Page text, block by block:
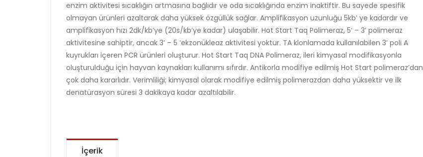
enzim aktivitesi sıcaklığın artmasına bağlıdır ve oda sıcaklığında enzim inaktiftir. Bu sayede spesifik
olmayan ürünleri azaltarak daha yüksek özgüllük sağlar. Amplifikasyon uzunluğu 5kb’ ye kadardır ve
amplifikasyon hızı 2dk/kb’ye (20s/kb’ye kadar) ulaşabilir. Hot Start Taq Polimeraz, 5’ – 3’ polimeraz
aktivitesine sahiptir, ancak 3’ – 5 ‘ekzonükleaz aktivitesi yoktur. TA klonlamada kullanılabilen 3’ poli A
kuyrukları içeren PCR ürünleri oluşturur. Hot Start Taq DNA Polimeraz, ileri kimyasal modifikasyonla
oluşturulduğu için hayvan kaynakları kullanımı sıfırdır. Antikorla modifiye edilmiş Hot Start polimeraz’dan
çok daha kararlıdır. Verimliliği; kimyasal olarak modifiye edilmiş polimerazdan daha yüksektir ve ilk
denatürasyon süresi 3 dakikaya kadar azaltılabilir.
İçerik